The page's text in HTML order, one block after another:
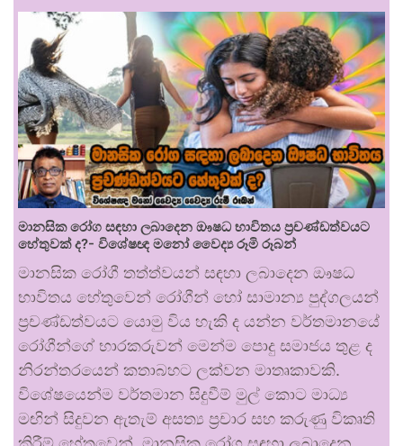
මානසික රෝග සඳහා ලබාදෙන ඖෂධ භාවිතය ප්‍රචණ්ඩත්වයට
හේතුවක් ද?- විශේෂඥ මනෝ වෛද්‍ය රූමි රූබන්
මානසික රෝගී තත්ත්වයන් සඳහා ලබාදෙන ඖෂධ
භාවිතය හේතුවෙන් රෝගීන් හෝ සාමාන්‍ය පුද්ගලයන්
ප්‍රචණ්ඩත්වයට යොමු විය හැකි ද යන්න වර්තමානයේ
රෝගීන්ගේ භාරකරුවන් මෙන්ම පොදු සමාජය තුළ ද
නිරන්තරයෙන් කතාබහට ලක්වන මාතෘකාවකි.
විශේෂයෙන්ම වර්තමාන සිදුවීම් මුල් කොට මාධ්‍ය
මඟින් සිදුවන ඇතැම් අසත්‍ය ප්‍රචාර සහ කරුණු විකෘති